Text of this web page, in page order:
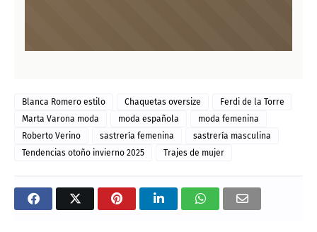
Blanca Romero estilo Chaquetas oversize
Ferdi de la Torre
Marta Varona moda
moda española
moda femenina
Roberto Verino
sastrería femenina
sastrería masculina
Tendencias otoño invierno 2025
Trajes de mujer